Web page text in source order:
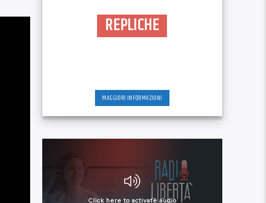
REPLICHE
MAGGIORI INFORMAZIONI